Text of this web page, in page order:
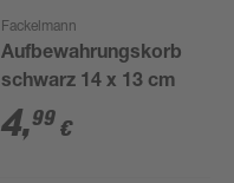
Fackelmann
Aufbewahrungskorb
schwarz 14 x 13 cm
4,99 €